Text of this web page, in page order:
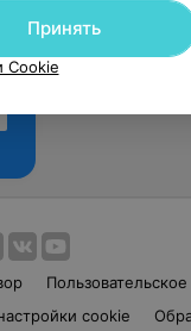
cookie
Принять
Cookie